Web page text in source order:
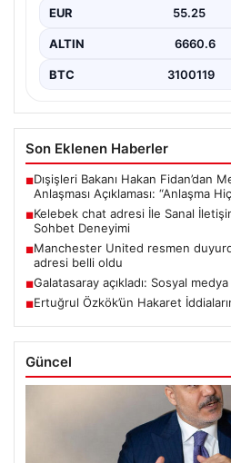
EUR 55.25
ALTIN 6660.6
BTC 3100119
Son Eklenen Haberler
■Dışişleri Bakanı Hakan Fidan’dan
Anlaşması Açıklaması: “Anlaşma
■Kelebek chat adresi İle Sanal
Sohbet Deneyimi
■Manchester United resmen
adresi belli oldu
■Galatasaray açıkladı: Sosyal
■Ertuğrul Özkök’ün Hakaret
Güncel